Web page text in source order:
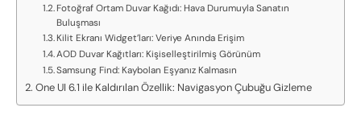
Fotoğraf Ortam Duvar Kağıdı: Hava Durumuyla Sanatın
Buluşması
Kilit Ekranı Widget’ları: Veriye Anında Erişim
AOD Duvar Kağıtları: Kişiselleştirilmiş Görünüm
Samsung Find: Kaybolan Eşyanız Kalmasın
One UI 6.1 ile Kaldırılan Özellik: Navigasyon Çubuğu Gizleme